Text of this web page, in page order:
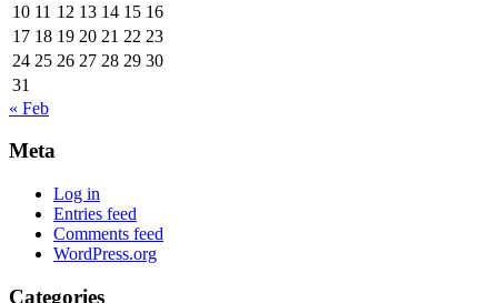
10 11 12 13 14 15 16
17 18 19 20 21 22 23
24 25 26 27 28 29 30
31
« Feb
Meta
Log in
Entries feed
Comments feed
WordPress.org
Categories